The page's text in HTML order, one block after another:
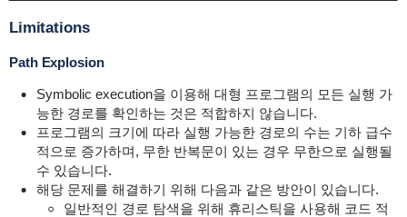
Limitations
Path Explosion
Symbolic execution을 이용해 대형 프로그램의 모든 실행 가
능한 경로를 확인하는 것은 적합하지 않습니다.
프로그램의 크기에 따라실행 가능한 경로의 수는 기하 급수
적으로 증가하며, 무한 반복문이 있는 경우 무한으로 실행될
수 있습니다.
해당 문제를 해결하기 위해 다음과 같은 방안이 있습니다.
일반적인 경로 탐색을 위해 휴리스틱을 사용해 코드 적